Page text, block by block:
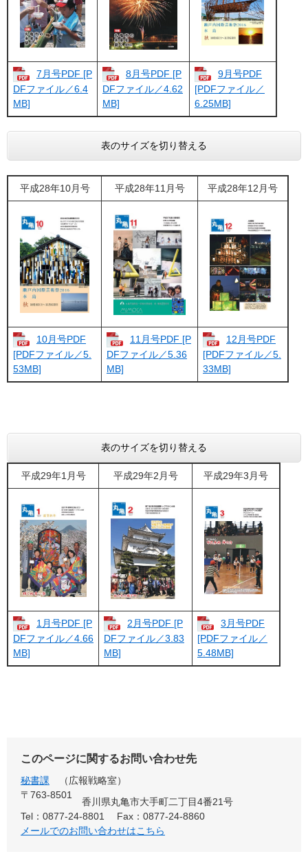
7月号PDF [P
DFファイル／6.4
MB]
8月号PDF [P
DFファイル／4.62
MB]
9月号PDF
[PDFファイル／
6.25MB]
表のサイズを切り替える
平成28年10月号 平成28年11月号 平成28年12月号
10月号PDF
[PDFファイル／5.
53MB]
11月号PDF [P
DFファイル／5.36
MB]
12月号PDF
[PDFファイル／5.
33MB]
表のサイズを切り替える
平成29年1月号 平成29年2月号 平成29年3月号
1月号PDF [P
DFファイル／4.66
MB]
2月号PDF [P
DFファイル／3.83
MB]
3月号PDF
[PDFファイル／
5.48MB]
このページに関するお問い合わせ先
秘書課
広報戦略室
〒763-8501
香川県丸亀市大手町二丁目4番21号
Tel：0877-24-8801
Fax：0877-24-8860
メールでのお問い合わせはこちら